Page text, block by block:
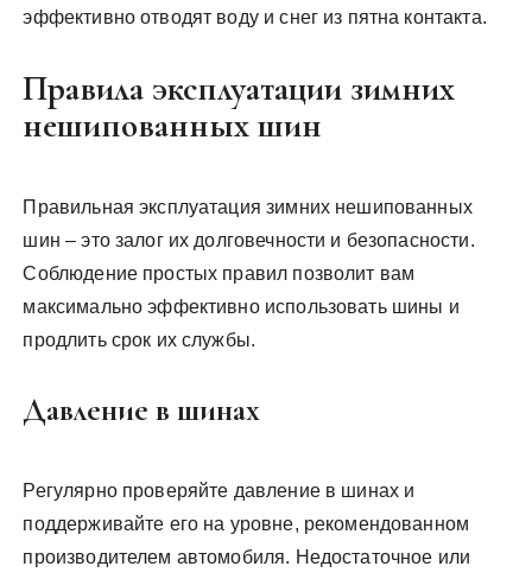
эффективно отводят воду и снег из пятна контакта.
Правила эксплуатации зимних
нешипованных шин
Правильная эксплуатация зимних нешипованных
шин – это залог их долговечности и безопасности.
Соблюдение простых правил позволит вам
максимально эффективно использовать шины и
продлить срок их службы.
Давление в шинах
Регулярно проверяйте давление в шинах и
поддерживайте его на уровне, рекомендованном
производителем автомобиля. Недостаточное или